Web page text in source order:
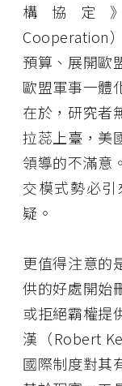
構協定》
Cooperation
預算、展開歐
歐盟軍事一體
在於，研究者
拉蕊上臺，美
領導的不滿意
交模式勢必
疑。
更值得注意的
供的好處開始
或拒絕霸權提
漢（Robert
國際制度對其